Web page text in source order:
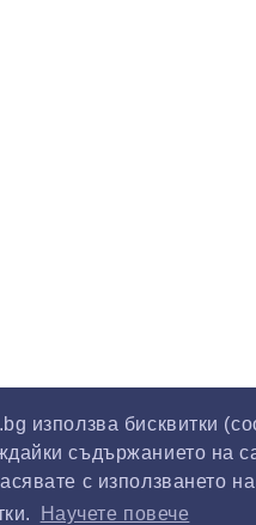
използва бисквитки
съдържанието на
с използването на
Научете повече